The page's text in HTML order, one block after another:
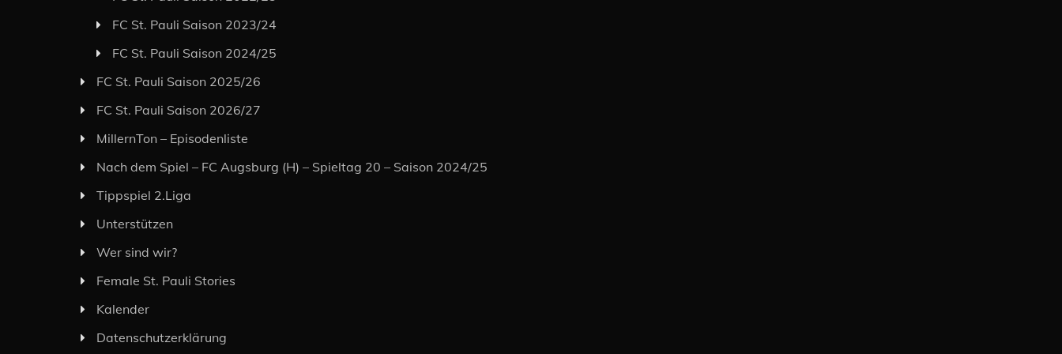
FC St. Pauli Saison 2023/24
FC St. Pauli Saison 2024/25
FC St. Pauli Saison 2025/26
FC St. Pauli Saison 2026/27
MillernTon – Episodenliste
Nach dem Spiel – FC Augsburg (H) – Spieltag 20 – Saison 2024/25
Tippspiel 2.Liga
Unterstützen
Wer sind wir?
Female St. Pauli Stories
Kalender
Datenschutzerklärung